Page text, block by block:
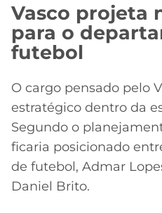
Vasco projeta
para o
futebol
O cargo pensado pelo
estratégico dentro da
Segundo o
ficaria posicionado
de futebol, Admar
Daniel Brito.